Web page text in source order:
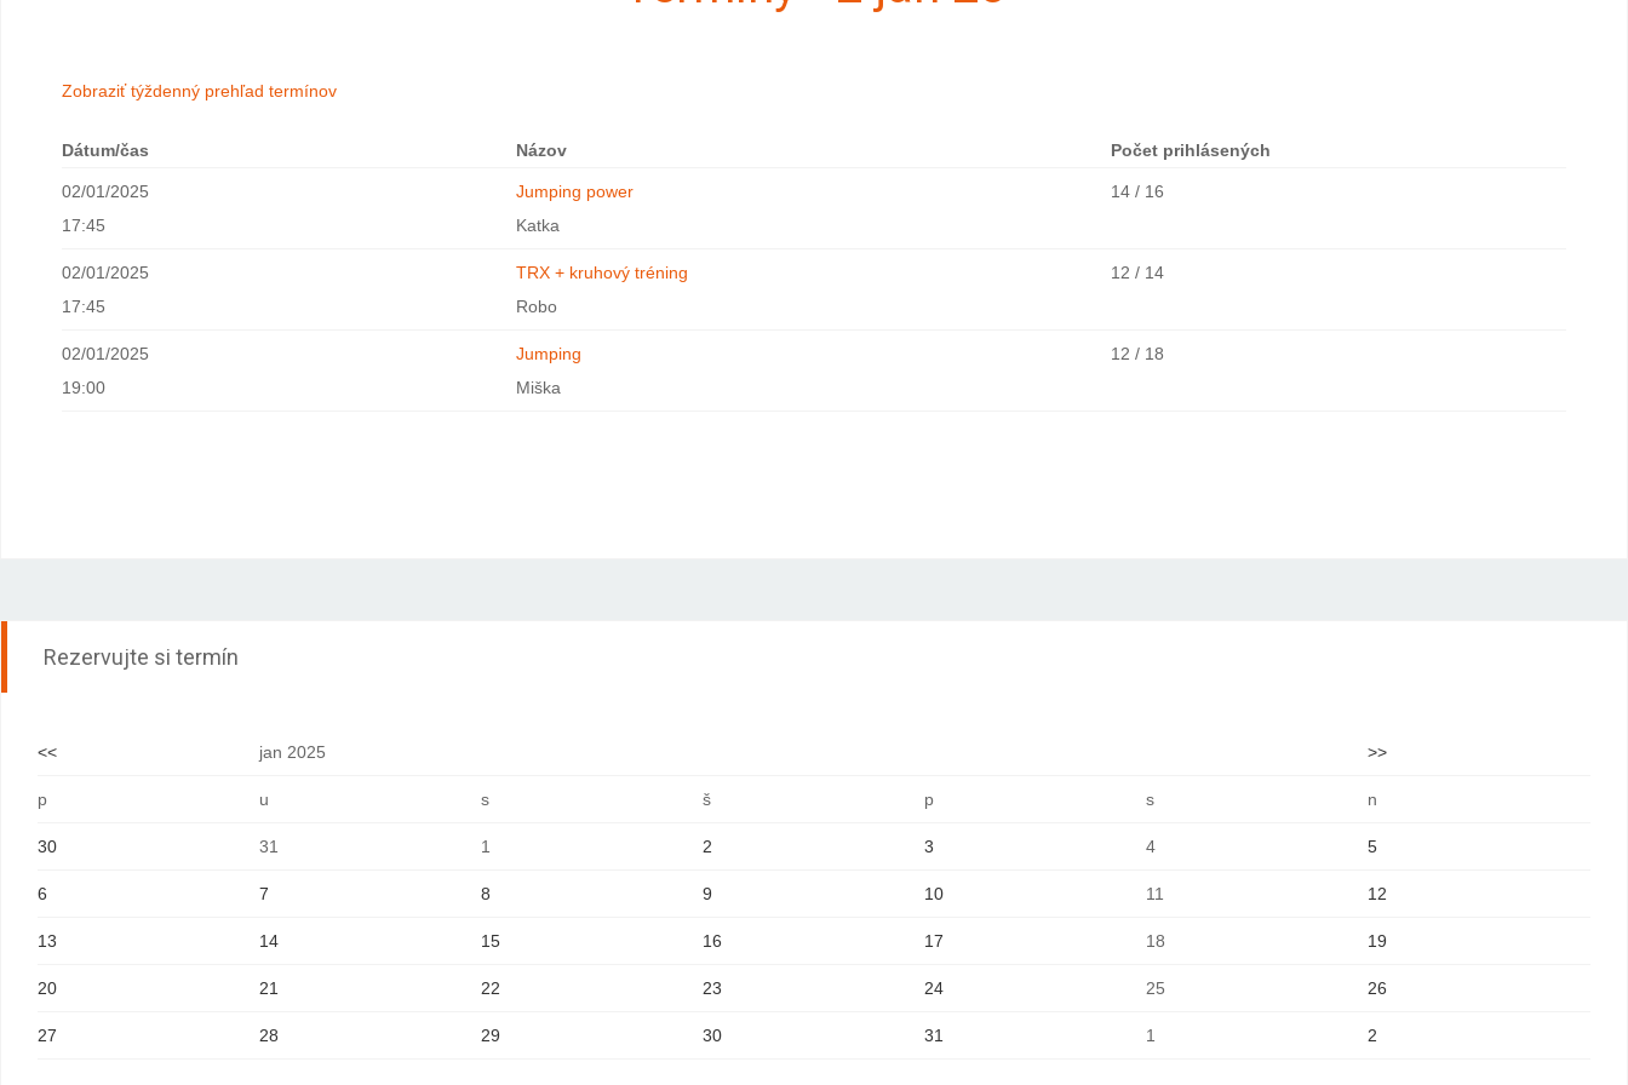
Zobraziť týždenný prehľad termínov
Dátum/čas Názov Počet prihlásených
02/01/2025
17:45
Jumping power
Katka
14 / 16
02/01/2025
17:45
TRX + kruhový tréning
Robo
12 / 14
02/01/2025
19:00
Jumping
Miška
12 / 18
Rezervujte si termín
<< jan 2025 >>
p u s š p s n
30 31 1 2 3 4 5
6 7 8 9 10 11 12
13 14 15 16 17 18 19
20 21 22 23 24 25 26
27 28 29 30 31 1 2